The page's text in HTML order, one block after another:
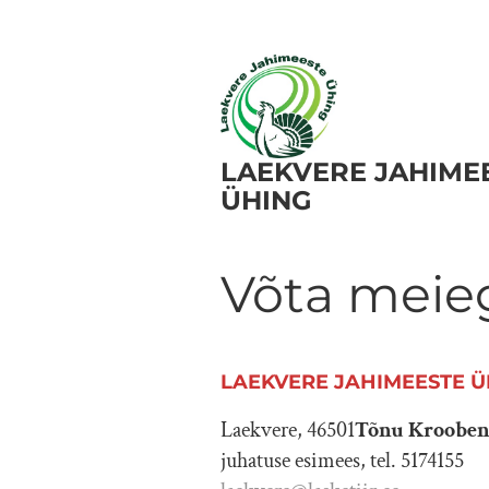
LAEKVERE
ÜHING
Võta
LAEKVERE JAHIMEESTE
Laekvere, 46501Tõnu Krooben
juhatuse esimees, tel. 5174155